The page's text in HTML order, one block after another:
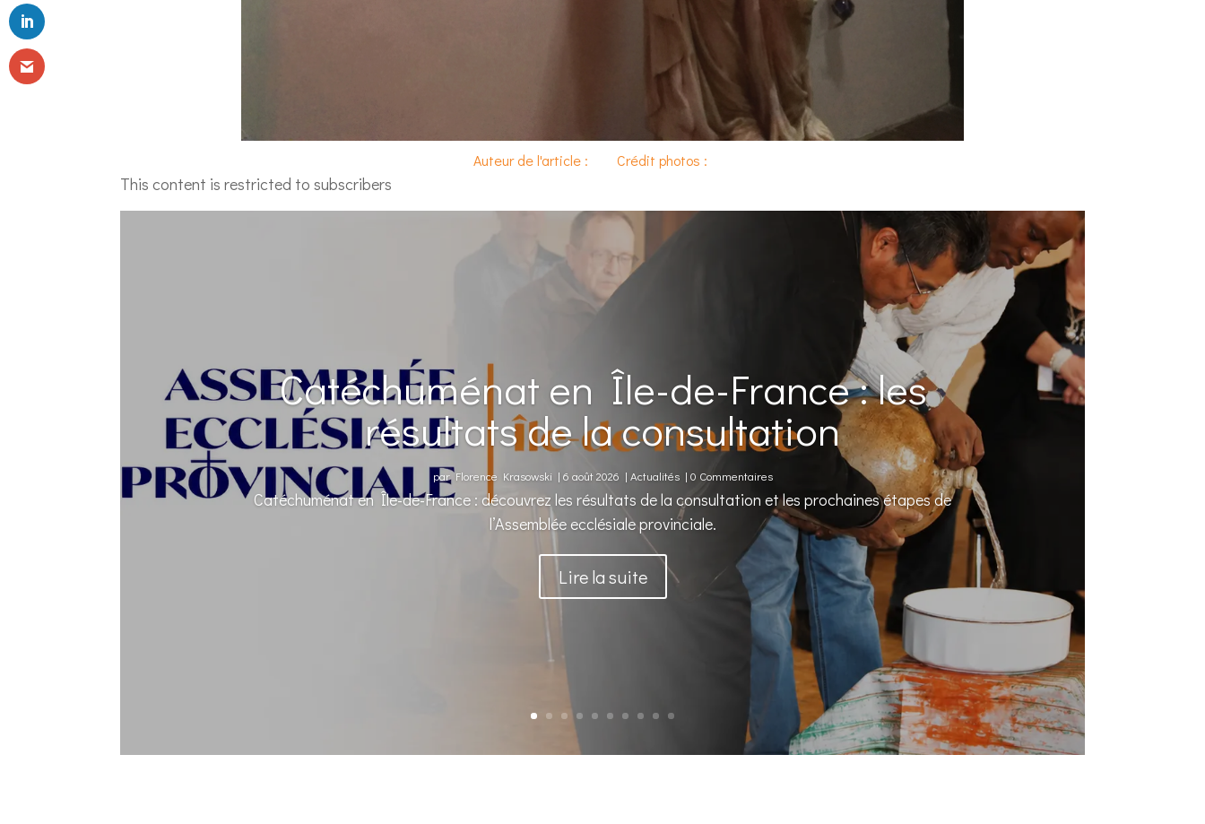
Auteur de l'article : Crédit photos :
This content is restricted to subscribers
Catéchuménat en Île-de-France : les
résultats de la consultation
parFlorence Krasowski| 6 août 2026 | Actualités| 0 Commentaires
Catéchuménat en Île-de-France : découvrez les résultats de la consultation et les prochaines étapes de
l’Assemblée ecclésiale provinciale.
Lire la suite